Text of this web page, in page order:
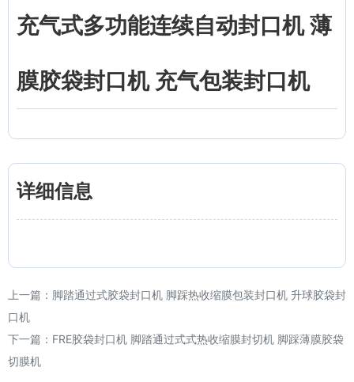
充气式多功能连续自动封口机 薄
膜胶袋封口机 充气包装封口机
详细信息
上一篇： 脚踏通过式胶袋封口机 脚踩热收缩膜包装封口机 升球胶袋封
口机
下一篇： FRE胶袋封口机 脚踏通过式式热收缩膜封切机 脚踩薄膜胶袋
切膜机